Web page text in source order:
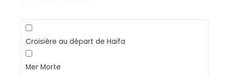
Croisière au départ de Haifa
Mer Morte